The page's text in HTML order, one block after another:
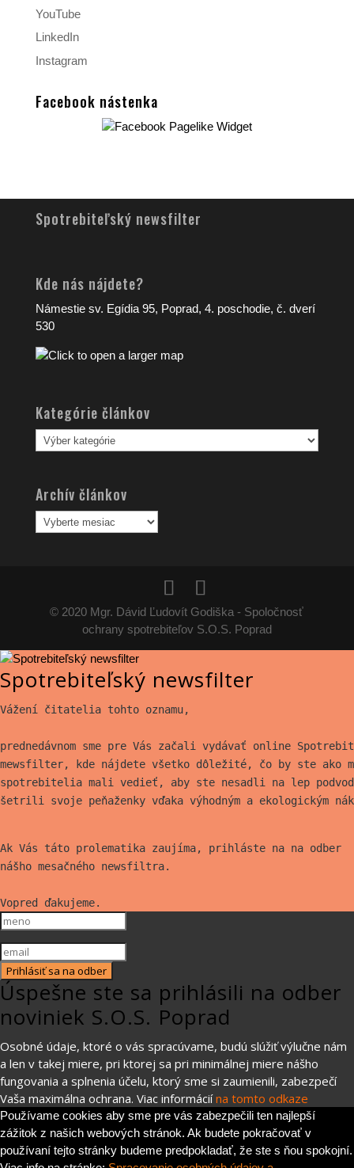
YouTube
LinkedIn
Instagram
Facebook nástenka
Spotrebiteľský newsfilter
Kde nás nájdete?
Námestie sv. Egídia 95, Poprad, 4. poschodie, č. dverí
530
Kategórie článkov
Kategórie
článkov
Archív článkov
Archív
článkov
© 2020 Mgr. Dávid Ľudovít Godiška - Spoločnosť
ochrany spotrebiteľov S.O.S. Poprad
Spotrebiteľský newsfilter
Vážení čitatelia tohto oznamu,
prednedávnom sme pre Vás začali vydávať online
mewsfilter, kde nájdete všetko dôležité, čo by ste ako
spotrebitelia mali vedieť, aby ste nesadli na lep
šetrili svoje peňaženky vďaka výhodným a ekologickým
Ak Vás táto prolematika zaujíma, prihláste na na odber
nášho mesačného newsfiltra.
Vopred ďakujeme.
Prihlásiť sa na odber
Úspešne ste sa prihlásili na odber
noviniek S.O.S. Poprad
Osobné údaje, ktoré o vás spracúvame, budú slúžiť výlučne nám
a len v takej miere, pri ktorej sa pri minimálnej miere nášho
fungovania a splnenia účelu, ktorý sme si zaumienili, zabezpečí
Vaša maximálna ochrana. Viac informácií na tomto odkaze
Používame cookies aby sme pre vás zabezpečili ten najlepší
zážitok z našich webových stránok. Ak budete pokračovať v
používaní tejto stránky budeme predpokladať, že ste s ňou spokojní.